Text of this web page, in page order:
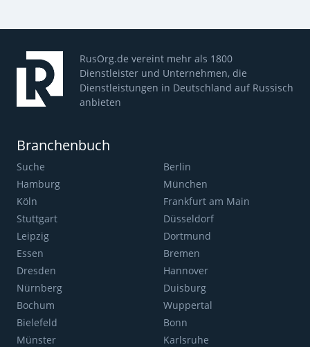
RusOrg.de vereint mehr als 1800
Dienstleister und Unternehmen, die
Dienstleistungen in Deutschland auf Russisch
anbieten
Branchenbuch
Suche
Berlin
Hamburg
München
Köln
Frankfurt am Main
Stuttgart
Düsseldorf
Leipzig
Dortmund
Essen
Bremen
Dresden
Hannover
Nürnberg
Duisburg
Bochum
Wuppertal
Bielefeld
Bonn
Münster
Karlsruhe